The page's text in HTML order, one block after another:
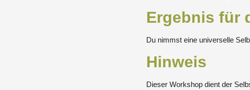
Ergebnis für
Du nimmst eine universelle
Hinweis
Dieser Workshop dient der